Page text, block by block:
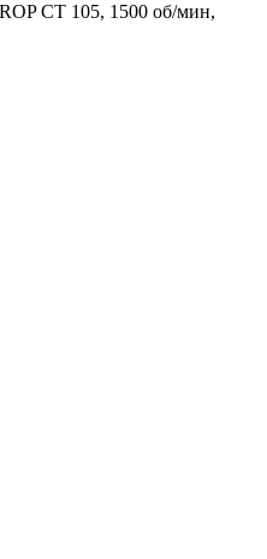
CT 105, 1500 об/мин,